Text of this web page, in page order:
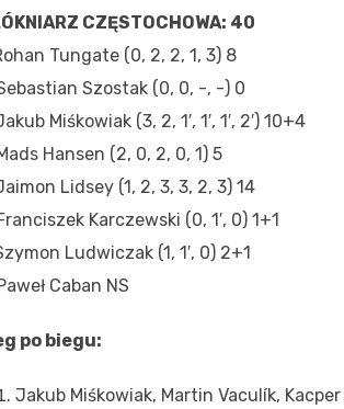
CZĘSTOCHOWA: 40
Tungate (0, 2, 2, 1, 3) 8
Szostak (0, 0, -, -) 0
Miśkowiak (3, 2, 1′, 1′, 1′, 2′) 10+4
Hansen (2, 0, 2, 0, 1) 5
Lidsey (1, 2, 3, 3, 2, 3) 14
Karczewski (0, 1′, 0) 1+1
Ludwiczak (1, 1′, 0) 2+1
Caban NS
po biegu:
Jakub Miśkowiak, Martin Vaculík,